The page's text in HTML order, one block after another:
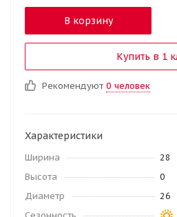
В корзину
Купить в 1
Рекомендуют 0 человек
Характеристики
Ширина
28
Высота
0
Диаметр
26